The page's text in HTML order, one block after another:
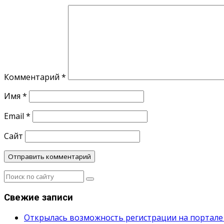
Комментарий *
Имя *
Email *
Сайт
Свежие записи
Открылась возможность регистрации на